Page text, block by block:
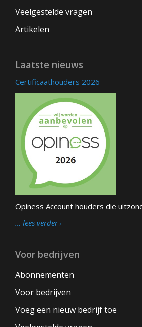
Veelgestelde vragen
Artikelen
Laatste nieuws
Certificaathouders 2026
Opiness Account houders die
… lees verder
Voor bedrijven
Abonnementen
Voor bedrijven
Voeg een nieuw bedrijf toe